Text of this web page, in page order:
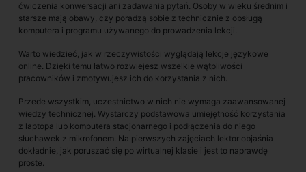
ćwiczenia konwersacji ani zadawania pytań. Osoby w wieku średnim i
starsze mają obawy, czy poradzą sobie z technicznie z obsługą
komputera i programu używanego do prowadzenia lekcji.
Warto wiedzieć, jak w rzeczywistości wyglądają lekcje językowe
online. Dzięki temu łatwo rozwiejesz wszelkie wątpliwości
pracowników i zmotywujesz ich do korzystania z nich.
Przede wszystkim, uczestnictwo w nich nie wymaga zaawansowanej
wiedzy technicznej. Wystarczy podstawowa umiejętność korzystania
z laptopa lub komputera stacjonarnego i podłączenia do niego
słuchawek z mikrofonem. Na pierwszych zajęciach lektor objaśnia
dokładnie, jak poruszać się po wirtualnej klasie i jest to naprawdę
proste.